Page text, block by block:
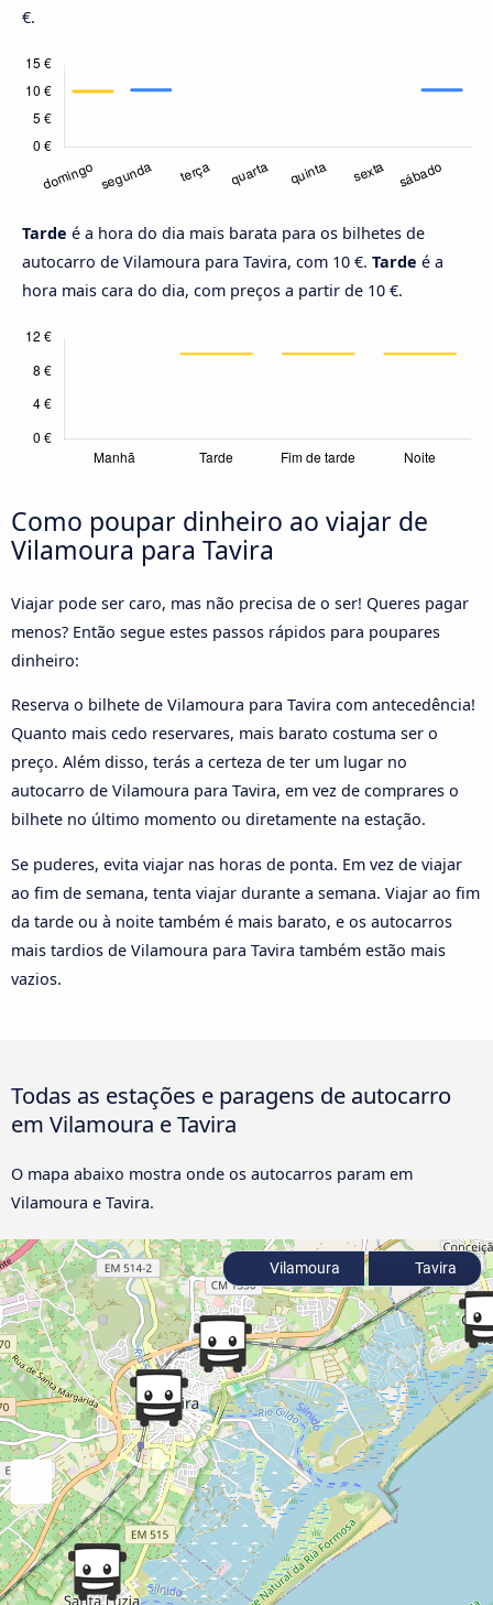
€.
Tarde é a hora do dia mais barata para os bilhetes de
autocarro de Vilamoura para Tavira, com 10 €. Tarde é a
hora mais cara do dia, com preços a partir de 10 €.
Como poupar dinheiro ao viajar de
Vilamoura para Tavira
Viajar pode ser caro, mas não precisa de o ser! Queres pagar
menos? Então segue estes passos rápidos para poupares
dinheiro:
Reserva o bilhete de Vilamoura para Tavira com antecedência!
Quanto mais cedo reservares, mais barato costuma ser o
preço. Além disso, terás a certeza de ter um lugar no
autocarro de Vilamoura para Tavira, em vez de comprares o
bilhete no último momento ou diretamente na estação.
Se puderes, evita viajar nas horas de ponta. Em vez de viajar
ao fim de semana, tenta viajar durante a semana. Viajar ao fim
da tarde ou à noite também é mais barato, e os autocarros
mais tardios de Vilamoura para Tavira também estão mais
vazios.
Todas as estações e paragens de autocarro
em Vilamoura e Tavira
O mapa abaixo mostra onde os autocarros param em
Vilamoura e Tavira.
Vilamoura Tavira